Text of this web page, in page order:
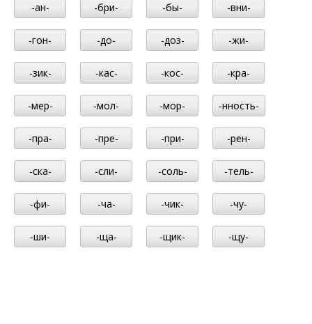
-ан-
-бри- -бы- -вни-
-гон- -до- -доз- -жи-
-зик- -кас- -кос- -кра-
-мер- -мол- -мор- -нность-
-пра- -пре- -при- -рен-
-ска- -сли- -соль- -тель-
-фи- -ча- -чик- -чу-
-ши- -ща- -щик- -щу-